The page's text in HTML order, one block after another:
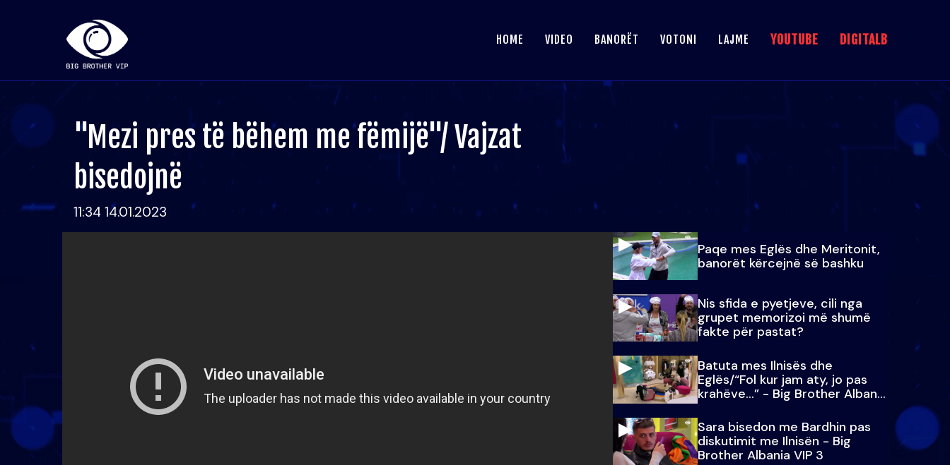
HOME VIDEO BANORËT VOTONI LAJME YOUTUBE DIGITALB
"Mezi pres të bëhem me fëmijë"/ Vajzat
bisedojnë
11:34 14.01.2023
Paqe mes Eglës dhe Meritonit,
banorët kërcejnë së bashku
Nis sfida e pyetjeve, cili nga
grupet memorizoi më shumë
fakte për pastat?
Batuta mes Ilnisës dhe
Eglës/“Fol kur jam aty, jo pas
krahëve…” - Big Brother Albania
VIP 3
Sara bisedon me Bardhin pas
diskutimit me Ilnisën - Big
Brother Albania VIP 3